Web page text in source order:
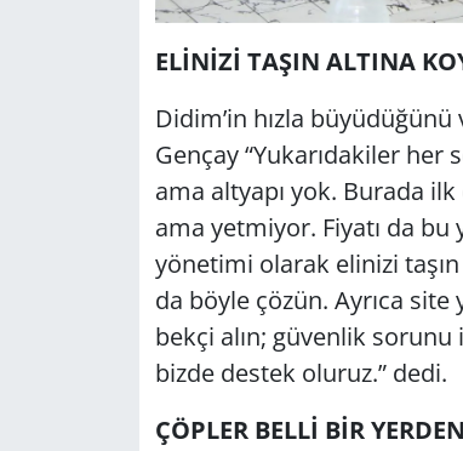
ELİNİZİ TAŞIN ALTINA
Didim’in hızla
Gençay “Yukarıdakiler her
ama altyapı yok. Burada
ama yetmiyor. Fiyatı da bu
yönetimi olarak elinizi
da böyle çözün. Ayrıca
bekçi alın; güvenlik
bizde destek oluruz.” dedi.
ÇÖPLER BELLİ BİR